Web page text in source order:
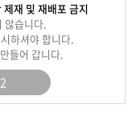
재 및 재배포 금지
않습니다.
하셔야 합니다.
들어 갑니다.